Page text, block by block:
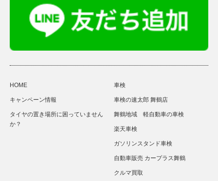
HOME
キャンペーン情報
タイヤの置き場所に困っていません
か？
車検
車検の速太郎 舞鶴店
舞鶴地域 軽自動車の車検
楽天車検
ガソリンスタンド車検
自動車販売 カープラス舞鶴
クルマ買取